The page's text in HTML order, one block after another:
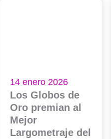
14 enero 2026
Los Globos de
Oro premian al
Mejor
Largometraje del